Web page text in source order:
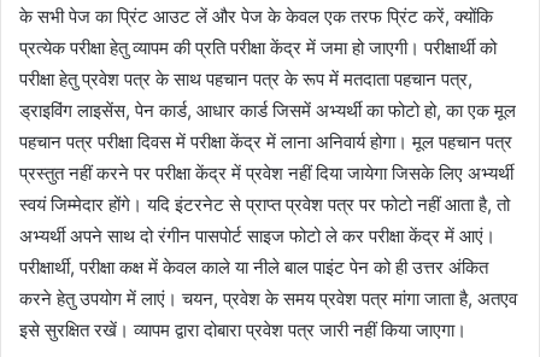
के सभी पेज का प्रिंट आउट लें और पेज के केवल एक तरफ प्रिंट करें, क्योंकि
प्रत्येक परीक्षा हेतु व्यापम की प्रति परीक्षा केंद्र में जमा हो जाएगी। परीक्षार्थी को
परीक्षा हेतु प्रवेश पत्र के साथ पहचान पत्र के रूप में मतदाता पहचान पत्र,
ड्राइविंग लाइसेंस, पेन कार्ड, आधार कार्ड जिसमें अभ्यर्थी का फोटो हो, का एक मूल
पहचान पत्र परीक्षा दिवस में परीक्षा केंद्र में लाना अनिवार्य होगा। मूल पहचान पत्र
प्रस्तुत नहीं करने पर परीक्षा केंद्र में प्रवेश नहीं दिया जायेगा जिसके लिए अभ्यर्थी
स्वयं जिम्मेदार होंगे। यदि इंटरनेट से प्राप्त प्रवेश पत्र पर फोटो नहीं आता है, तो
अभ्यर्थी अपने साथ दो रंगीन पासपोर्ट साइज फोटो ले कर परीक्षा केंद्र में आएं।
परीक्षार्थी, परीक्षा कक्ष में केवल काले या नीले बाल पाइंट पेन को ही उत्तर अंकित
करने हेतु उपयोग में लाएं। चयन, प्रवेश के समय प्रवेश पत्र मांगा जाता है, अतएव
इसे सुरक्षित रखें। व्यापम द्वारा दोबारा प्रवेश पत्र जारी नहीं किया जाएगा।